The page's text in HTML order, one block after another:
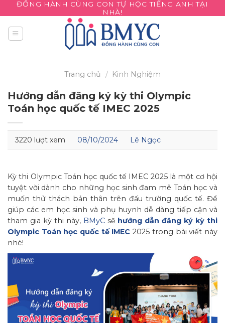
to
content
ĐỒNG HÀNH CÙNG CON TỰ HỌC TIẾNG ANH TẠI
NHÀ!
Trang chủ / Kinh Nghiệm
Hướng dẫn đăng ký kỳ thi Olympic
Toán học quốc tế IMEC 2025
3220 lượt xem 08/10/2024 Lê Ngọc
Kỳ thi Olympic Toán học quốc tế IMEC 2025 là một cơ hội
tuyệt vời dành cho những học sinh đam mê Toán học và
muốn thử thách bản thân trên đấu trường quốc tế. Để
giúp các em học sinh và phụ huynh dễ dàng tiếp cận và
tham gia kỳ thi này, BMyCsẽ hướng dẫn đăng ký kỳ thi
Olympic Toán học quốc tế IMEC 2025 trong bài viết này
nhé!